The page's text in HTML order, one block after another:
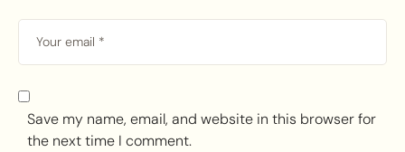
Save my name, email, and website in this browser for
the next time I comment.